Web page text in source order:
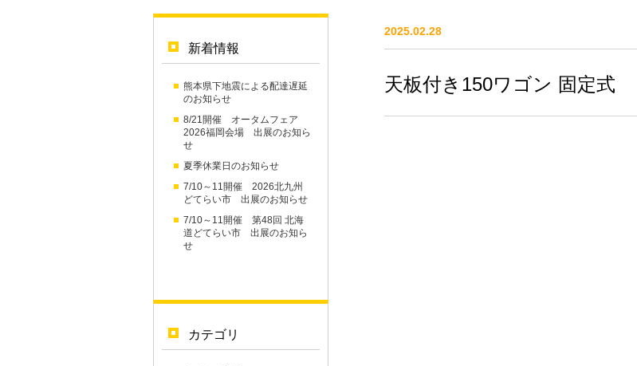
新着情報
熊本県下地震による配達遅延
のお知らせ
8/21開催 オータムフェア
2026福岡会場 出展のお知ら
せ
夏季休業日のお知らせ
7/10～11開催 2026北九州
どてらい市 出展のお知らせ
7/10～11開催 第48回 北海
道どてらい市 出展のお知ら
せ
カテゴリ
2025.02.28
天板付き150ワゴン 固定式